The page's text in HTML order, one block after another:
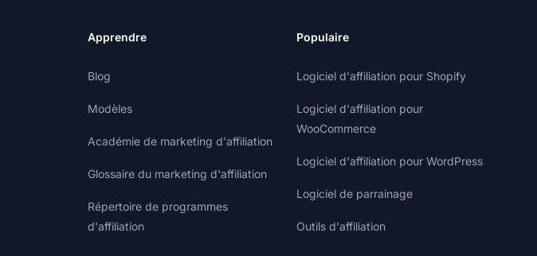
Apprendre
Blog
Modèles
Académie de marketing d'affiliation
Glossaire du marketing d'affiliation
Répertoire de programmes
d'affiliation
Populaire
Logiciel d'affiliation pour Shopify
Logiciel d'affiliation pour
WooCommerce
Logiciel d'affiliation pour WordPress
Logiciel de parrainage
Outils d'affiliation